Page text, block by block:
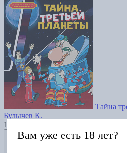
Тайна
Булычев К.
1950
Добавить в
Вам уже есть 18 лет?